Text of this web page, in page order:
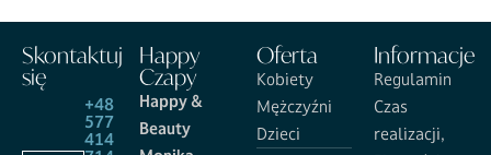
Skontaktuj
się
+48
577
414
Happy
Czapy
Happy &
Beauty
Oferta
Kobiety
Mężczyźni
Dzieci
Informacje
Regulamin
Czas
realizacji,